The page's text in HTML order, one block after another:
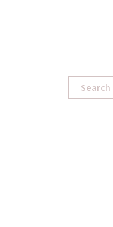
Search